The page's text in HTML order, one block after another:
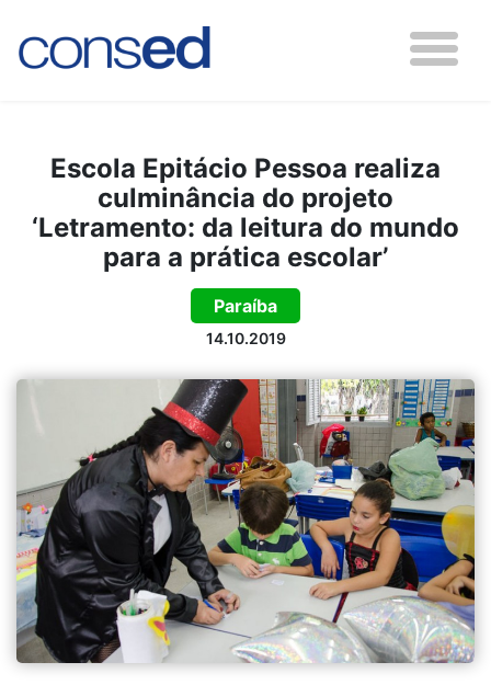
Escola Epitácio Pessoa realiza
culminância do projeto
‘Letramento: da leitura do mundo
para a prática escolar’
Paraíba
14.10.2019